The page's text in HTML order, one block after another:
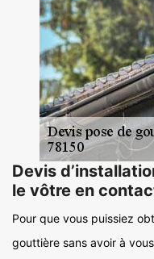
Devis
le vôtre en
Pour que vous puissiez
gouttière sans avoir à